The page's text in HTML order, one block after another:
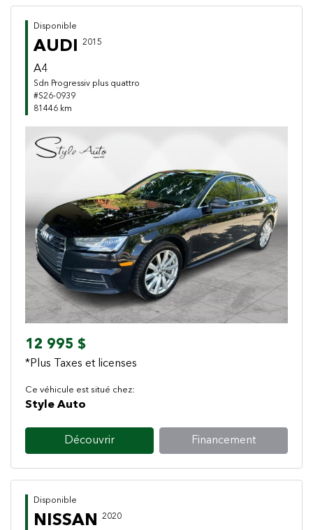
Disponible
AUDI 2015
A4
Sdn Progressiv plus quattro
#S26-0939
81446 km
Previous Next
12 995 $
*Plus Taxes et licenses
Ce véhicule est situé chez:
Style Auto
Découvrir Financement
Disponible
NISSAN 2020